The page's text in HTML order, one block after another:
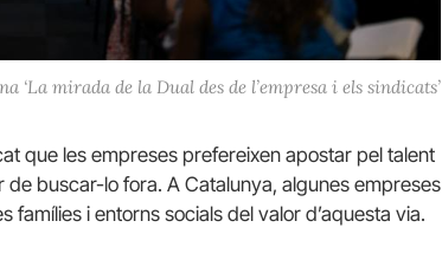
‘La mirada de la Dual des de l’empresa i els sindicats’
que les empreses prefereixen apostar pel talent
de buscar-lo fora. A Catalunya, algunes empreses
i entorns socials del valor d’aquesta via.